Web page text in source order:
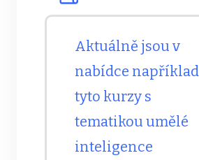
Aktuálně jsou v
nabídce například
tyto kurzy s
tematikou umělé
inteligence